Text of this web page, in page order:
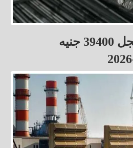
حديد المصريين يسجل 39400 جنيه